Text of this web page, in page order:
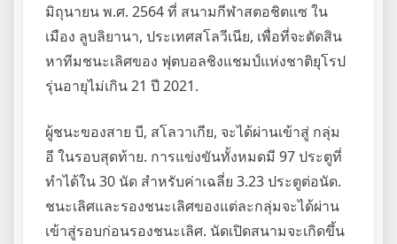
มิถุนายน พ.ศ. 2564 ที่ สนามกีฬาสตอชิตแซ ใน
เมือง ลูบลิยานา, ประเทศสโลวีเนีย, เพื่อที่จะตัดสิน
หาทีมชนะเลิศของ ฟุตบอลชิงแชมป์แห่งชาติยุโรป
รุ่นอายุไม่เกิน 21 ปี 2021.
ผู้ชนะของสาย บี, สโลวาเกีย, จะได้ผ่านเข้าสู่ กลุ่ม
อี ในรอบสุดท้าย. การแข่งขันทั้งหมดมี 97 ประตูที่
ทำได้ใน 30 นัด สำหรับค่าเฉลี่ย 3.23 ประตูต่อนัด.
ชนะเลิศและรองชนะเลิศของแต่ละกลุ่มจะได้ผ่าน
เข้าสู่รอบก่อนรองชนะเลิศ. นัดเปิดสนามจะเกิดขึ้น